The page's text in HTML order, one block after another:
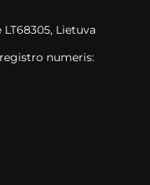
Lietuva
numeris: